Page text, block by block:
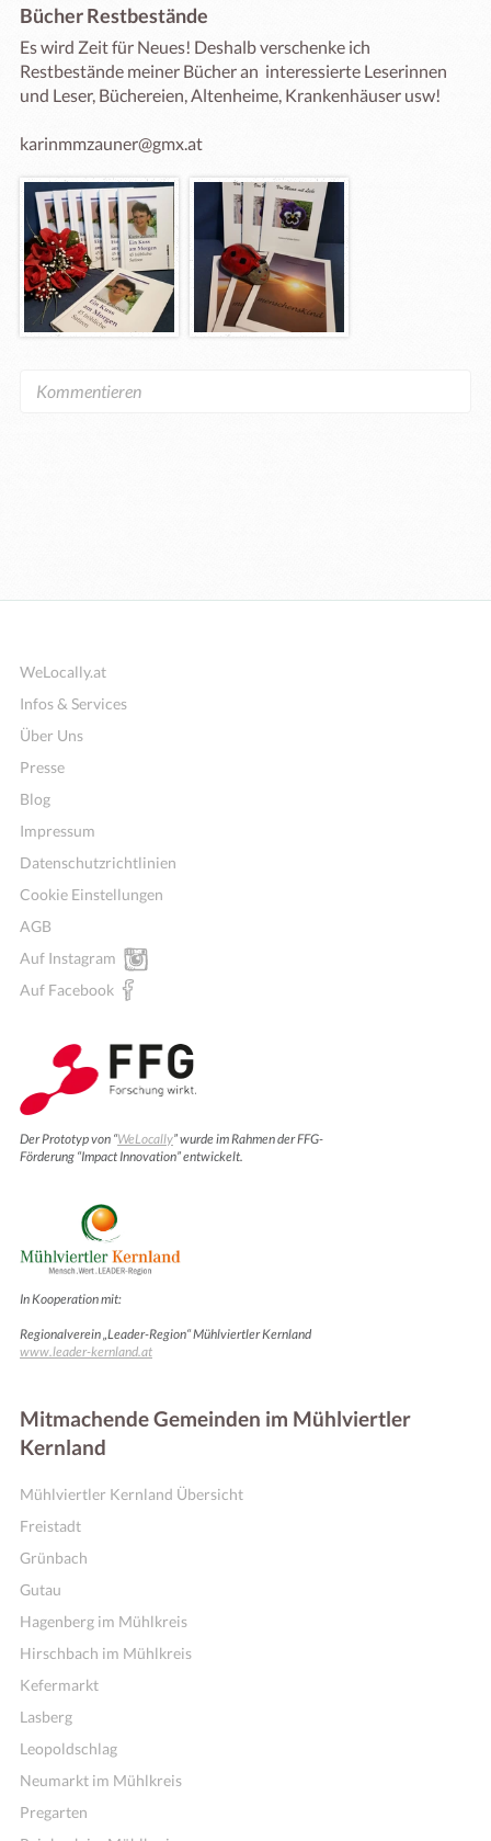
Bücher Restbestände
Es wird Zeit für Neues! Deshalb verschenke ich
Restbestände meiner Bücher an  interessierte Leserinnen
und Leser, Büchereien, Altenheime, Krankenhäuser usw!
WeLocally.at
Infos & Services
Über Uns
Presse
Blog
Impressum
Datenschutzrichtlinien
Cookie Einstellungen
AGB
Auf Instagram
Auf Facebook
Der Prototyp von “WeLocally” wurde im Rahmen der FFG-
Förderung “Impact Innovation” entwickelt.
In Kooperation mit:
Regionalverein „Leader-Region“ Mühlviertler Kernland
www.leader-kernland.at
Mitmachende Gemeinden im Mühlviertler
Kernland
Mühlviertler Kernland Übersicht
Freistadt
Grünbach
Gutau
Hagenberg im Mühlkreis
Hirschbach im Mühlkreis
Kefermarkt
Lasberg
Leopoldschlag
Neumarkt im Mühlkreis
Pregarten